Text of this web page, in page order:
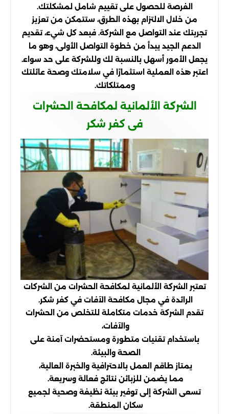
الفرصة للحصول على تقييم شامل لمشكلتك.
من خلال الالتزام بهذه الطرق، ستتمكن من تعزيز
تجربتك عند التواصل مع الشركة. فبعد كل شيء، تقديم
الدعم الجيد يبدأ من خطوة التواصل الأولى، وهو ما
يجعل الأمور أسهل بالنسبة لك وللشركة على حد سواء.
اعتبر هذه العملية استثمارًا في سلامتك وصحة عائلتك
وممتلكاتك.
الشركة الألمانية لمكافحة الحشرات
فى كفر شكر
تعتبر الشركة الألمانية لمكافحة الحشرات من الشركات
الرائدة في مجال مكافحة الآفات في كفر شكر.
تقدم الشركة خدمات متكاملة للتخلص من الحشرات
والآفات،
باستخدام تقنيات متطورة ومستحضرات آمنة على
الصحة والبيئة.
يمتاز طاقم العمل بالاحترافية والخبرة العالية،
مما يضمن للزبائن نتائج فعالة وسريعة.
تسعى الشركة إلى توفير بيئة نظيفة وصحية لجميع
سكان المنطقة.